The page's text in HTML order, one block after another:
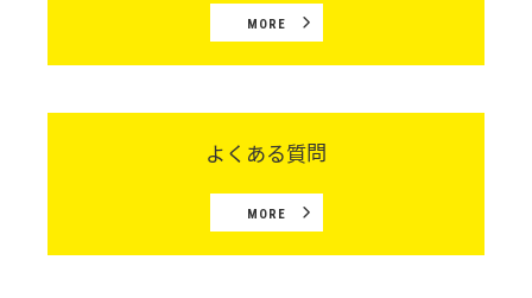
MORE
よくある質問
MORE